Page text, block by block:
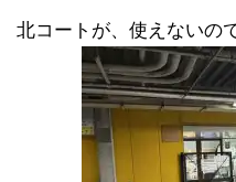
北コートが、使えないので